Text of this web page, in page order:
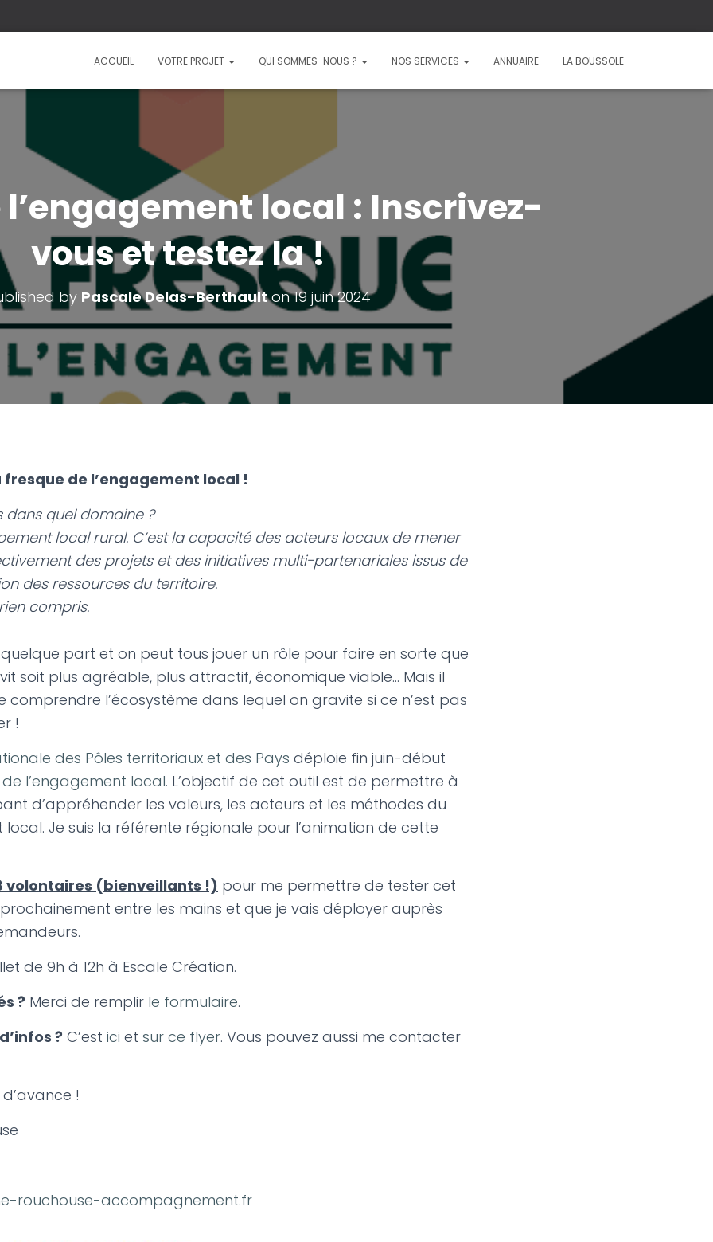
ACCUEIL VOTRE PROJET QUI SOMMES-NOUS ? NOS SERVICES ANNUAIRE LA BOUSSOLE
l’engagement local : Inscrivez-
vous et testez la !
by Pascale Delas-Berthaulton19 juin 2024
de l’engagement local !
dans quel domaine ?
local rural. C’est la capacité des acteurs locaux de mener
des projets et des initiatives multi-partenariales issus de
des ressources du territoire.
compris.
part et on peut tous jouer un rôle pour faire en sorte que
vit soit plus agréable, plus attractif, économique viable… Mais il
comprendre l’écosystème dans lequel on gravite si ce n’est pas
!
des Pôles territoriaux et des Pays déploie fin juin-début
l’engagement local. L’objectif de cet outil est de permettre à
d’appréhender les valeurs, les acteurs et les méthodes du
Je suis la référente régionale pour l’animation de cette
volontaires (bienveillants !) pour me permettre de tester cet
entre les mains et que je vais déployer auprès
de 9h à 12h à Escale Création.
? Merci de remplir le formulaire.
? C’est ici et sur ce flyer. Vous pouvez aussi me contacter
!
rouchouse-accompagnement.fr